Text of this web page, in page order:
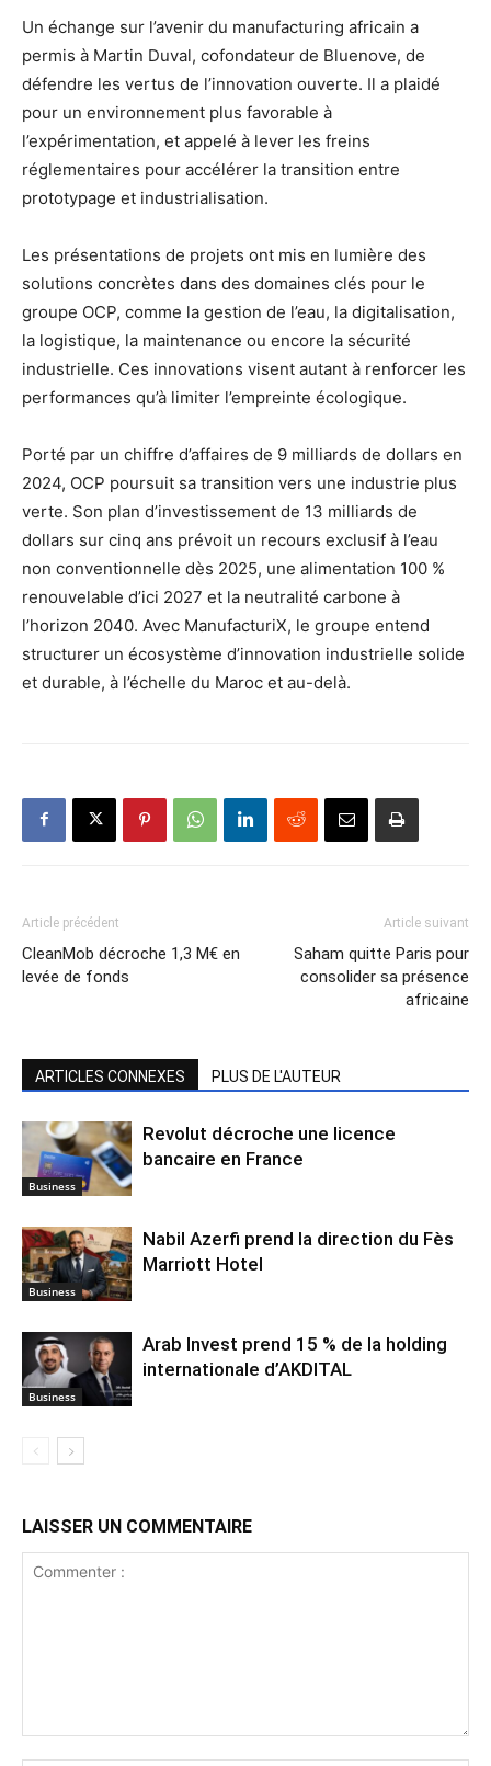
Un échange sur l’avenir du manufacturing africain a
permis à Martin Duval, cofondateur de Bluenove, de
défendre les vertus de l’innovation ouverte. Il a plaidé
pour un environnement plus favorable à
l’expérimentation, et appelé à lever les freins
réglementaires pour accélérer la transition entre
prototypage et industrialisation.
Les présentations de projets ont mis en lumière des
solutions concrètes dans des domaines clés pour le
groupe OCP, comme la gestion de l’eau, la digitalisation,
la logistique, la maintenance ou encore la sécurité
industrielle. Ces innovations visent autant à renforcer les
performances qu’à limiter l’empreinte écologique.
Porté par un chiffre d’affaires de 9 milliards de dollars en
2024, OCP poursuit sa transition vers une industrie plus
verte. Son plan d’investissement de 13 milliards de
dollars sur cinq ans prévoit un recours exclusif à l’eau
non conventionnelle dès 2025, une alimentation 100 %
renouvelable d’ici 2027 et la neutralité carbone à
l’horizon 2040. Avec ManufacturiX, le groupe entend
structurer un écosystème d’innovation industrielle solide
et durable, à l’échelle du Maroc et au-delà.
Article précédent
CleanMob décroche 1,3 M€ en
levée de fonds
Article suivant
Saham quitte Paris pour
consolider sa présence
africaine
ARTICLES CONNEXES PLUS DE L'AUTEUR
Business
Revolut décroche une licence
bancaire en France
Business
Nabil Azerfi prend la direction du Fès
Marriott Hotel
Business
Arab Invest prend 15 % de la holding
internationale d’AKDITAL
LAISSER UN COMMENTAIRE